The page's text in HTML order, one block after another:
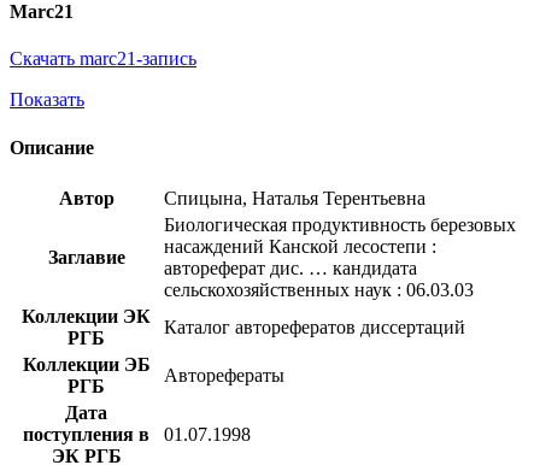
Marc21
Скачать marc21-запись
Показать
Описание
Автор Спицына, Наталья Терентьевна
Заглавие
Биологическая продуктивность березовых
насаждений Канской лесостепи :
автореферат дис. … кандидата
сельскохозяйственных наук : 06.03.03
Коллекции ЭК
РГБ
Каталог авторефератов диссертаций
Коллекции ЭБ
РГБ
Авторефераты
Дата
поступления в
ЭК РГБ
01.07.1998